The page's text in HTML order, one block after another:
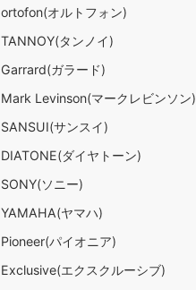
ortofon(オルトフォン)
TANNOY(タンノイ)
Garrard(ガラード)
Mark Levinson(マークレビンソン)
SANSUI(サンスイ)
DIATONE(ダイヤトーン)
SONY(ソニー)
YAMAHA(ヤマハ)
Pioneer(パイオニア)
Exclusive(エクスクルーシブ)